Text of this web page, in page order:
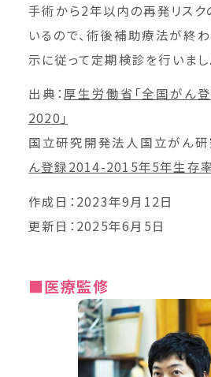
手術から2年以内の再発リスク
いるので、術後補助療法が終
示に従って定期検診を行いまし
出典： 厚生労働省「全国がん
2020」
国立研究開発法人国立がん研
ん登録2014-2015年5年生存率
作成日：2023年9月12日
更新日：2025年6月5日
■医療監修